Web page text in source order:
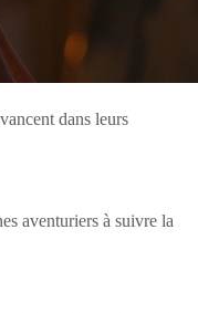
dans leurs
aventuriers à suivre la